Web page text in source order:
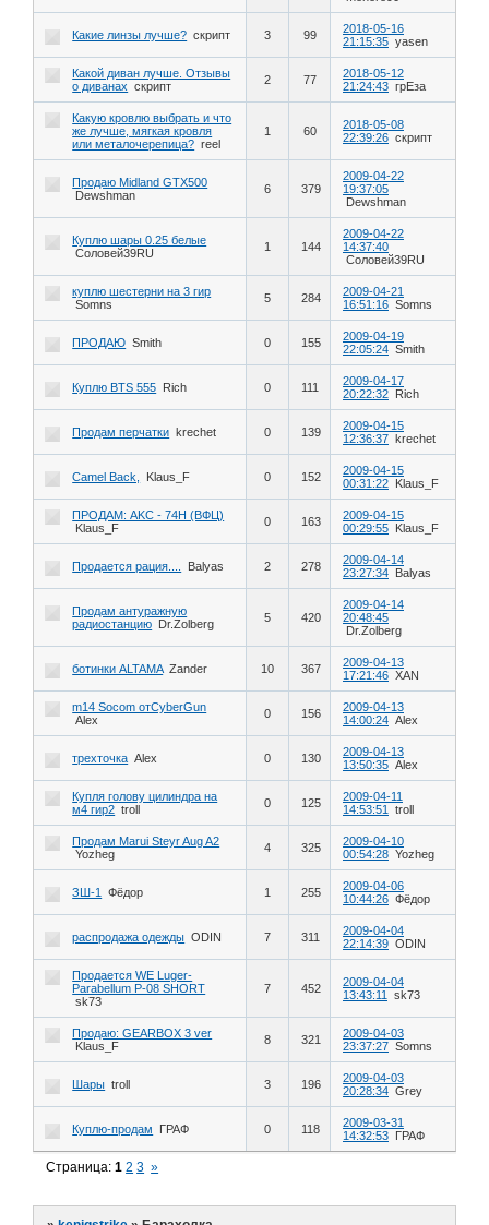
Какие линзы лучше? скрипт 3 99
2018-05-16
21:15:35 yasen
Какой диван лучше. Отзывы
о диванах
скрипт 2 77
2018-05-12
21:24:43 грЕза
Какую кровлю выбрать и что
же лучше, мягкая кровля
или металочерепица? reel
1 60
2018-05-08
22:39:26 скрипт
Продаю Midland GTX500
Dewshman
6 379
2009-04-22
19:37:05
Dewshman
Куплю шары 0.25 белые
Соловей39RU
1 144
2009-04-22
14:37:40
Соловей39RU
куплю шестерни на 3 гир
Somns
5 284
2009-04-21
16:51:16 Somns
ПРОДАЮ Smith 0 155
2009-04-19
22:05:24 Smith
Куплю BTS 555 Rich 0 111
2009-04-17
20:22:32
Rich
Продам перчатки krechet 0 139
2009-04-15
12:36:37 krechet
Camel Back, Klaus_F 0 152
2009-04-15
00:31:22
Klaus_F
ПРОДАМ: AKС - 74Н (ВФЦ)
Klaus_F
0 163
2009-04-15
00:29:55
Klaus_F
Продается рация.... Balyas 2 278
2009-04-14
23:27:34
Balyas
Продам антуражную
радиостанцию
Dr.Zolberg 5 420
2009-04-14
20:48:45
Dr.Zolberg
ботинки ALTAMA Zander 10 367
2009-04-13
17:21:46 XAN
m14 Socom отCyberGun
Alex
0 156
2009-04-13
14:00:24 Alex
трехточка Alex 0 130
2009-04-13
13:50:35 Alex
Купля голову цилиндра на
м4 гир2 troll 0 125
2009-04-11
14:53:51
troll
Продам Marui Steyr Aug A2
Yozheg
4 325
2009-04-10
00:54:28 Yozheg
ЗШ-1 Фёдор 1 255
2009-04-06
10:44:26 Фёдор
распродажа одежды ODIN 7 311
2009-04-04
22:14:39 ODIN
Продается WE Luger-
Parabellum P-08 SHORT
sk73
7 452
2009-04-04
13:43:11
sk73
Продаю: GEARBOX 3 ver
Klaus_F
8 321
2009-04-03
23:37:27 Somns
Шары troll 3 196
2009-04-03
20:28:34 Grey
Куплю-продам ГРАФ 0 118
2009-03-31
14:32:53
ГРАФ
Страница:1 2 3 »